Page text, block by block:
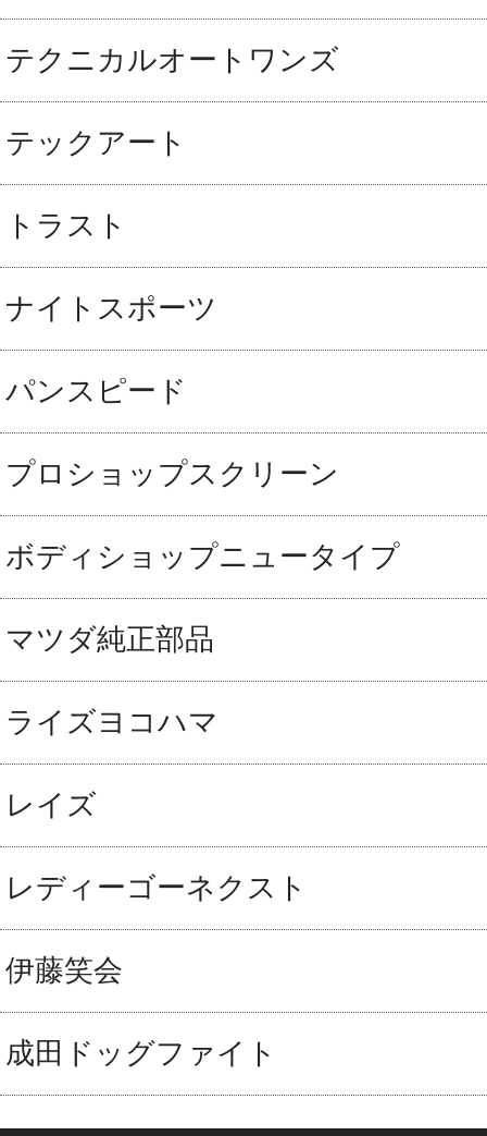
テクニカルオートワンズ
テックアート
トラスト
ナイトスポーツ
パンスピード
プロショップスクリーン
ボディショップニュータイプ
マツダ純正部品
ライズヨコハマ
レイズ
レディーゴーネクスト
伊藤笑会
成田ドッグファイト